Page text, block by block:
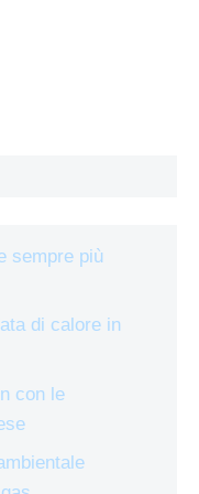
sempre più
di calore in
con le